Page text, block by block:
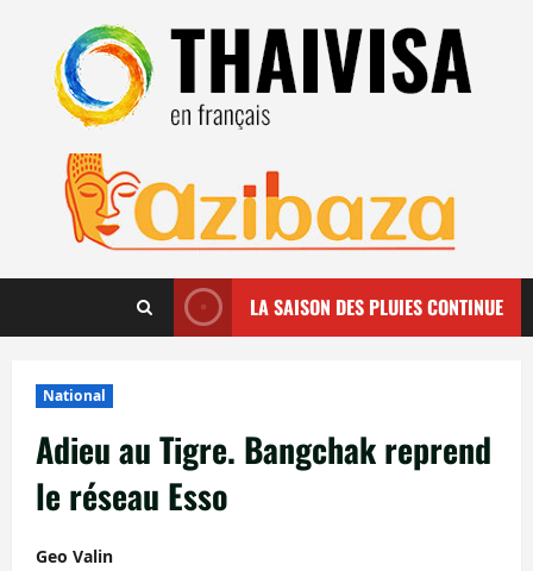
contenu
LA SAISON DES PLUIES CONTINUE
National
Adieu au Tigre. Bangchak reprend
le réseau Esso
Geo Valin